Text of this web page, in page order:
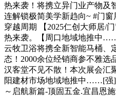
热来袭！将携立异门业产物及
连解锁极简美学新趋向~ #门
穿越周期 【2025仁创大师居/
热来袭。【周口地域地推中
云牧卫浴将携全新智能马桶、
态！2000余位经销商参不雅选
汉客堂不见不散！本次展会汇
阳建材市场地域地推中……[强]
～启航新篇-顶固五金.宜昌恩